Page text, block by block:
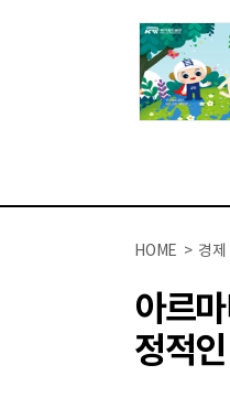
HOME > 경제
아르
정적